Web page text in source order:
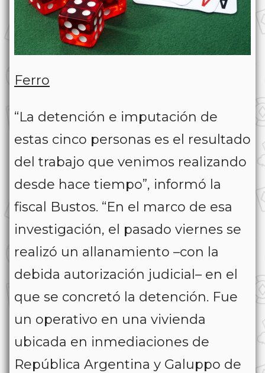
Ferro
“La detención e imputación de
estas cinco personas es el resultado
del trabajo que venimos realizando
desde hace tiempo”, informó la
fiscal Bustos. “En el marco de esa
investigación, el pasado viernes se
realizó un allanamiento –con la
debida autorización judicial– en el
que se concretó la detención. Fue
un operativo en una vivienda
ubicada en inmediaciones de
República Argentina y Galuppo de